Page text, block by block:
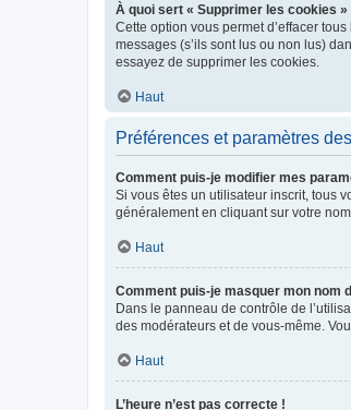
À quoi sert « Supprimer les cookies »
Cette option vous permet d’effacer
messages (s’ils sont lus ou non lus)
essayez de supprimer les cookies.
Haut
Préférences et paramètres
Comment puis-je modifier mes
Si vous êtes un utilisateur inscrit, tous
généralement en cliquant sur votre
Haut
Comment puis-je masquer mon nom
Dans le panneau de contrôle de
des modérateurs et de vous-même.
Haut
L’heure n’est pas correcte !